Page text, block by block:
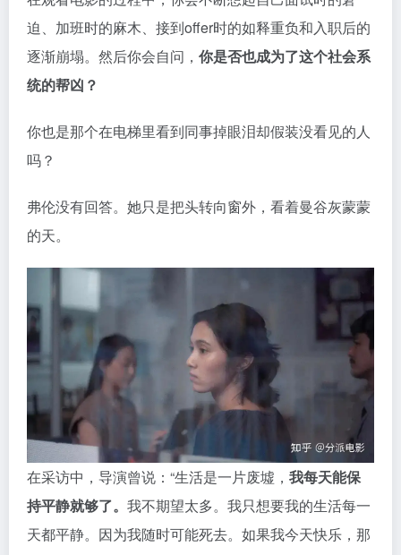
你也是那个在电梯里看到同事掉眼泪却假装没看见的人
吗？
弗伦没有回答。她只是把头转向窗外，看着曼谷灰蒙蒙
在采访中，导演曾说：“生活是一片废墟，
我每天能保
持平静就够了。 我不期望太多。我只想要我的生活每一
天都平静。因为我随时可能死去。如果我今天快乐，那
就够了。”
但在现实里，能做到“平静地面对”，也已经很难了。
图源于网络